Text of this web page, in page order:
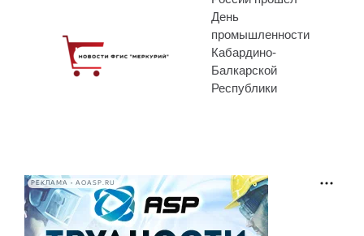
День
промышленности
Кабардино-
Балкарской
Республики
РЕКЛАМА • AOASP.RU